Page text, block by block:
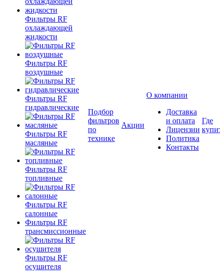
Фильтры RF
охлаждающей
жидкости
Фильтры RF
воздушные
Фильтры RF
гидравлические
Фильтры RF
масляные
Фильтры RF
топливные
Фильтры RF
салонные
Фильтры RF
трансмиссионные
Фильтры RF
осушителя
Подбор
фильтров
по
технике
Акции
О компании
Доставка
и оплата
Лицензии
Политика
Контакты
Где